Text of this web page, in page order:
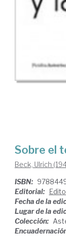
Sobre el
Beck, Ulrich
ISBN:
Editorial:
Fecha de la
Lugar de la
Colección: